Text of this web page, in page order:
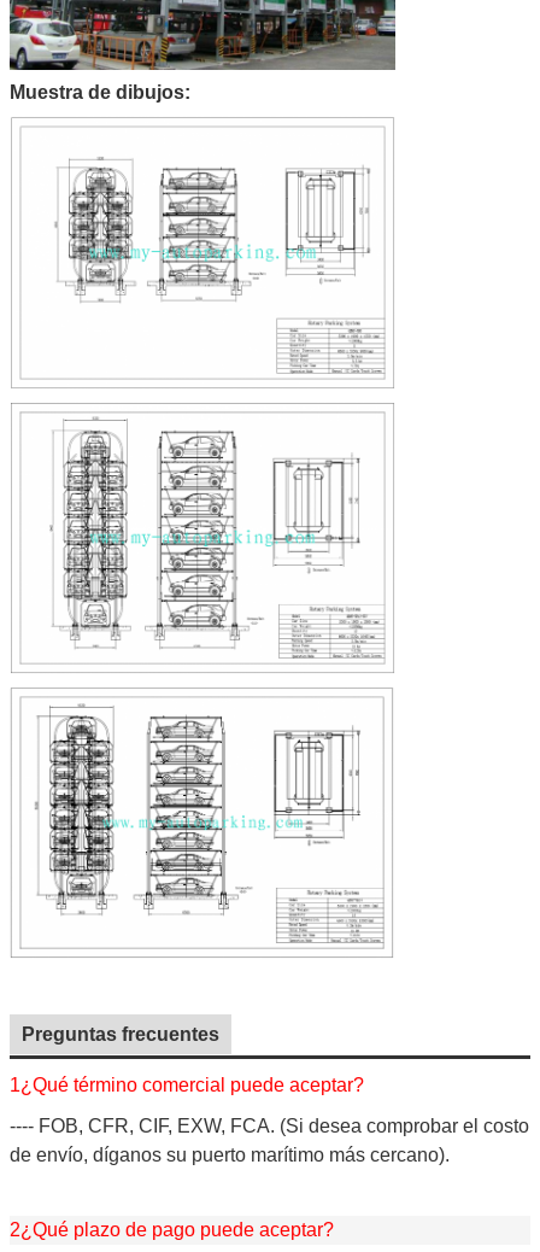
Muestra de dibujos:
Preguntas frecuentes
1¿Qué término comercial puede aceptar?
---- FOB, CFR, CIF, EXW, FCA. (Si desea comprobar el costo
de envío, díganos su puerto marítimo más cercano).
2¿Qué plazo de pago puede aceptar?